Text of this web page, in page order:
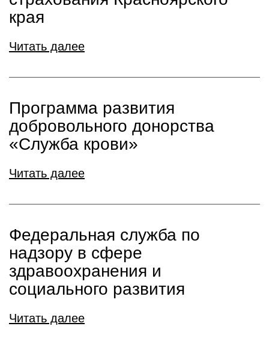
края
Читать далее
Программа развития
добровольного донорства
«Служба крови»
Читать далее
Федеральная служба по
надзору в сфере
здравоохранения и
социального развития
Читать далее